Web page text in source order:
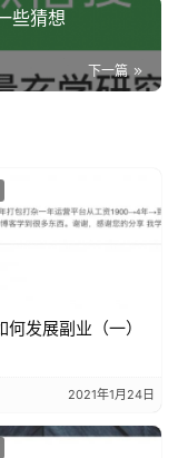
些猜想
下一篇
何发展副业（一）
2021年1月24日